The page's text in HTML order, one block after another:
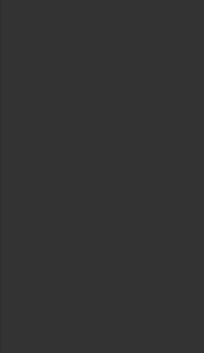
Short in
Polo